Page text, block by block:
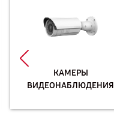
КАМЕРЫ
ВИДЕОНАБЛЮДЕНИЯ